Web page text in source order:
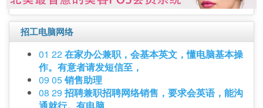
招工电脑网络
01 22在家办公兼职，会基本英文，懂电脑基本操
作。有意者请发短信至，
09 05销售助理
08 29 招聘兼职招聘网络销售，要求会英语，能沟